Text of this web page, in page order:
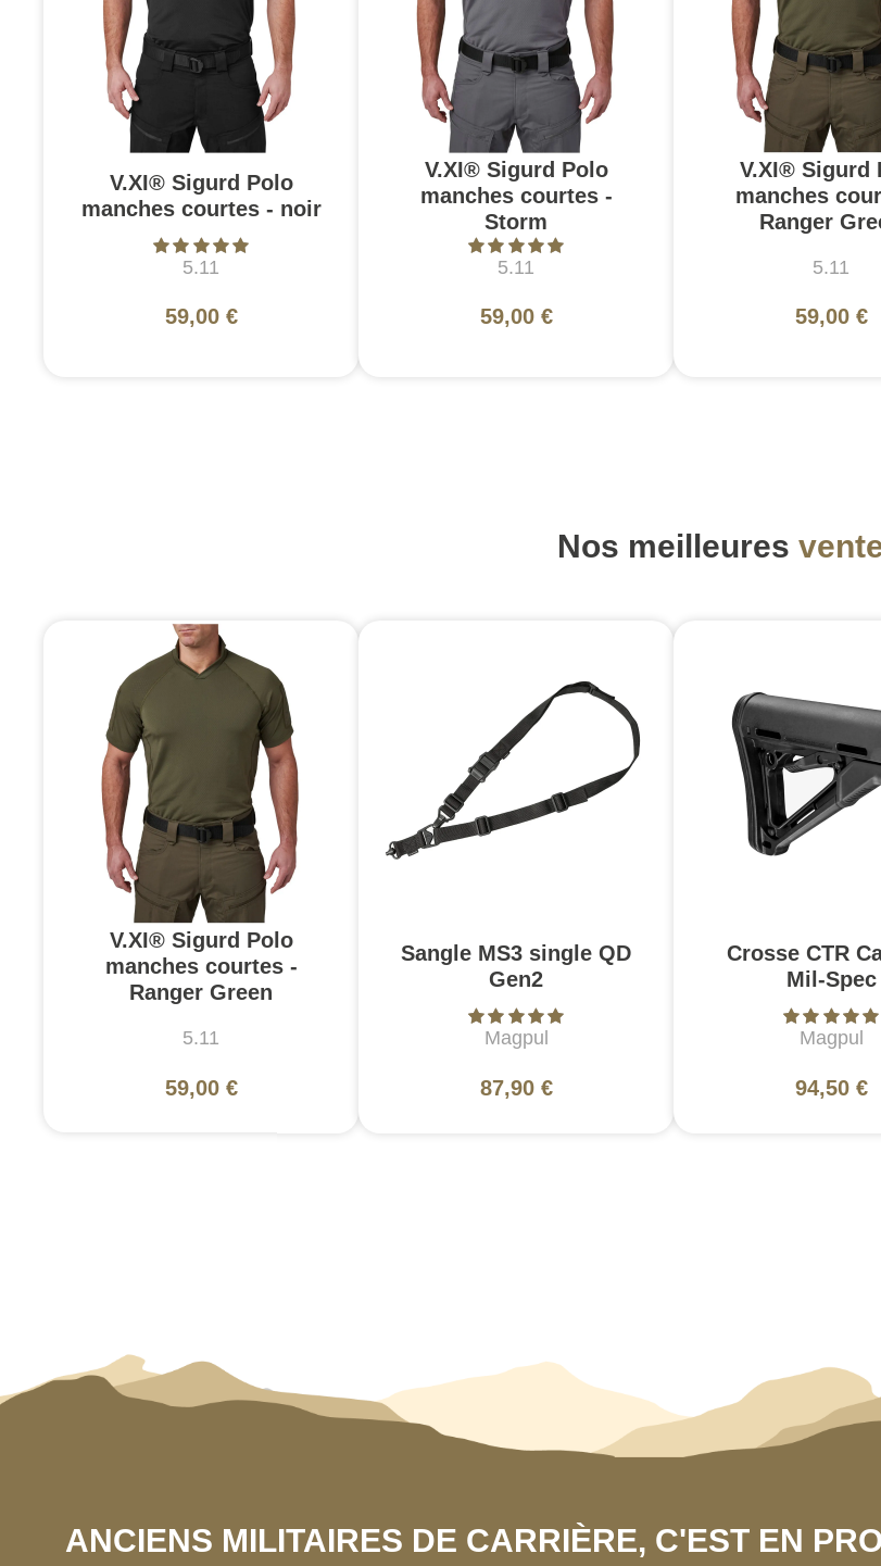
V.XI® Sigurd Polo
manches courtes - noir
5.11
59,00 €
V.XI® Sigurd Polo
manches courtes -
Storm
5.11
59,00 €
V.XI® Sigurd
manches
Ranger
5.11
59,00 €
Nos meilleures
V.XI® Sigurd Polo
manches courtes -
Ranger Green
5.11
59,00 €
Sangle MS3 single QD
Gen2
Magpul
87,90 €
Crosse CTR
Mil-Spec
Magpul
94,50 €
ANCIENS MILITAIRES DE CARRIÈRE, C'EST EN